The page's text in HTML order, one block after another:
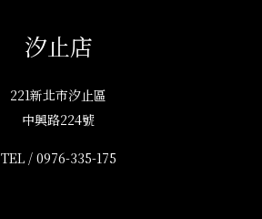
汐止店
221新北市汐止區
中興路224號
TEL / 0976-335-175